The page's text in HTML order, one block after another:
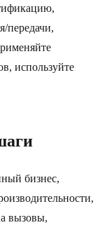
передачи,
используйте
бизнес,
вызовы,